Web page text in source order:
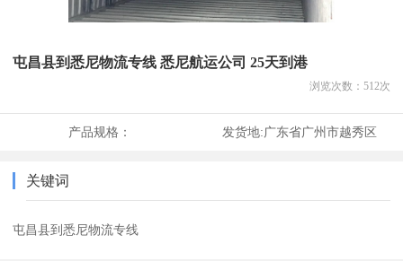
屯昌县到悉尼物流专线 悉尼航运公司 25天到港
浏览次数： 512次
产品规格： 发货地:广东省广州市越秀区
关键词
屯昌县到悉尼物流专线